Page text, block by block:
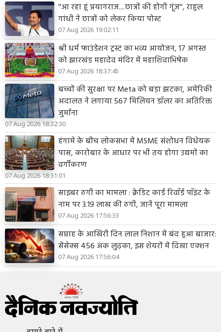
''आ रहा हूं प्रयागराज....छात्रों की होगी गूंज'', राहुल
गांधी ने छात्रों को लेकर किया पोस्ट
07 Aug 2026 19:02:11
श्री धर्म फाउंडेशन ट्रस्ट का भव्य आयोजन, 17 अगस्त
को झारखंड महादेव मंदिर में महाशिवाभिषेक
07 Aug 2026 18:37:45
बच्चों की सुरक्षा पर Meta को बड़ा झटका, अमेरिकी
अदालत ने लगाया 567 मिलियन डॉलर का अतिरिक्त
जुर्माना
07 Aug 2026 18:32:30
हंगामे के बीच लोकसभा में MSME संशोधन विधेयक
पास, कारोबार के आधार पर भी तय होगा उद्यमों का
वर्गीकरण
07 Aug 2026 18:31:01
साइबर ठगी का मामला : क्रेडिट कार्ड रिवॉर्ड पॉइंट के
नाम पर 3.19 लाख की ठगी, जानें पूरा मामला
07 Aug 2026 17:56:33
सप्ताह के आखिरी दिन लाल निशान में बंद हुआ बाजार:
सेंसेक्स 456 अंक लुढ़का, इस शेयरों में दिखा एक्शन
07 Aug 2026 17:56:04